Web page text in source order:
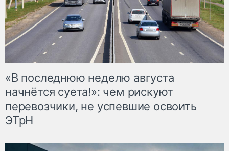
«В последнюю неделю августа
начнётся суета!»: чем рискуют
перевозчики, не успевшие освоить
ЭТрН